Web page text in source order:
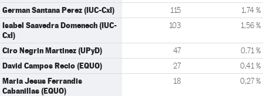
German Santana Perez (IUC-CxI) 115 1,74 %
Isabel Saavedra Domenech (IUC-
CxI)
103 1,56 %
Ciro Negrin Martinez (UPyD) 47 0,71 %
David Campos Recio (EQUO) 27 0,41 %
Maria Jesus Ferrandis
Cabanillas (EQUO)
18 0,27 %